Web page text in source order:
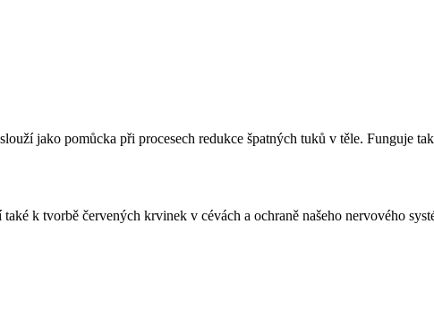
jako pomůcka při procesech redukce špatných tuků v těle. Funguje
k tvorbě červených krvinek v cévách a ochraně našeho nervového